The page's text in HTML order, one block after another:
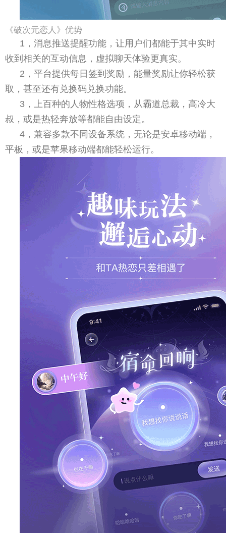
《破次元恋人》优势
1，消息推送提醒功能，让用户们都能于其中实时
收到相关的互动信息，虚拟聊天体验更真实。
2，平台提供每日签到奖励，能量奖励让你轻松获
取，甚至还有兑换码兑换功能。
3，上百种的人物性格选项，从霸道总裁，高冷大
叔，或是热轻奔放等都能自由设定。
4，兼容多款不同设备系统，无论是安卓移动端，
平板，或是苹果移动端都能轻松运行。